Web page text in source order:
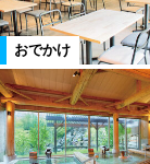
那須郡那須
那須塩原
おでかけ